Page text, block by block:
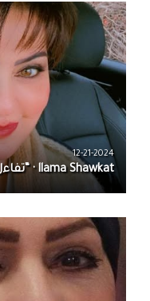
12-21-2024
llama Shawkat · “تفاءل بما تهوى يكن”